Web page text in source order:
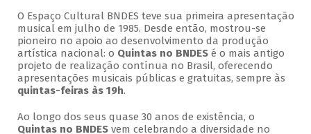
O Espaço Cultural BNDES teve sua primeira apresentação
musical em julho de 1985. Desde então, mostrou-se
pioneiro no apoio ao desenvolvimento da produção
artística nacional: o Quintas no BNDESé o mais antigo
projeto de realização contínua no Brasil, oferecendo
apresentações musicais públicas e gratuitas, sempre às
quintas-feiras às 19h.
Ao longo dos seus quase 30 anos de existência, o
Quintas no BNDESvem celebrando a diversidade no